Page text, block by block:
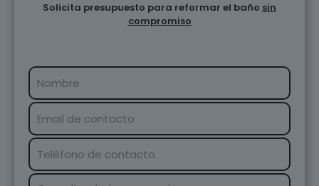
Solicita presupuesto para reformar el baño sin
compromiso